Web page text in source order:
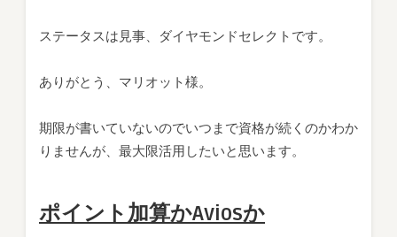
ステータスは見事、ダイヤモンドセレクトです。
ありがとう、マリオット様。
期限が書いていないのでいつまで資格が続くのかわか
りませんが、最大限活用したいと思います。
ポイント加算かAviosか